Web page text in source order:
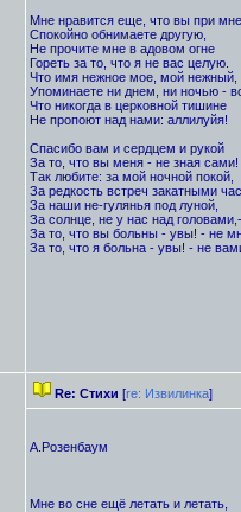
Мне нравится еще, что вы при мне
Спокойно обнимаете другую,
Не прочите мне в адовом огне
Гореть за то, что я не вас целую.
Что имя нежное мое, мой нежный,
Упоминаете ни днем, ни ночью -
Что никогда в церковной тишине
Не пропоют над нами: аллилуйя!
Спасибо вам и сердцем и рукой
За то, что вы меня - не зная сами!
Так любите: за мой ночной покой,
За редкость встреч закатными
За наши не-гулянья под луной,
За солнце, не у нас над головами,-
За то, что вы больны - увы! - не
За то, что я больна - увы! - не
Re: Стихи [re: Извилинка]
А.Розенбаум
Мне во сне ещё летать и летать,